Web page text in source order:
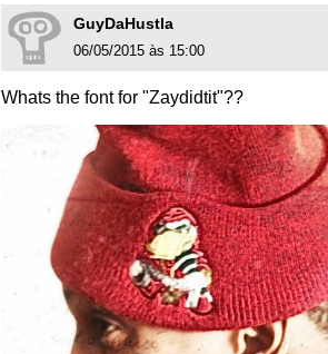
GuyDaHustla
06/05/2015 às 15:00
Whats the font for "Zaydidtit"??